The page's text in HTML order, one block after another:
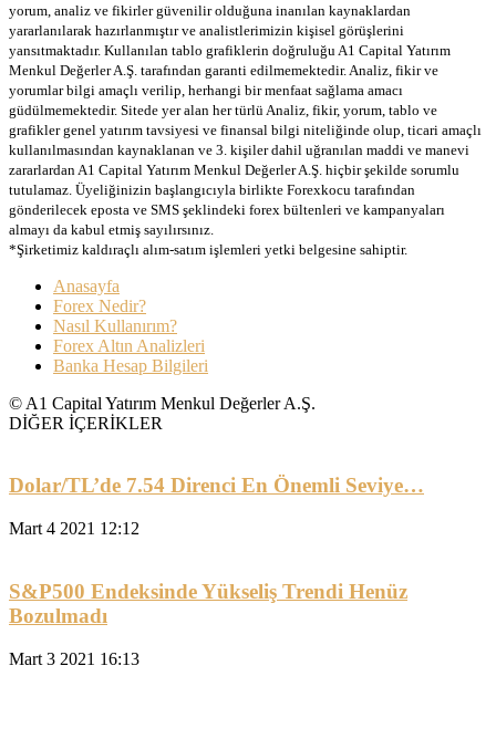
yorum, analiz ve fikirler güvenilir olduğuna inanılan kaynaklardan
yararlanılarak hazırlanmıştır ve analistlerimizin kişisel görüşlerini
yansıtmaktadır. Kullanılan tablo grafiklerin doğruluğu A1 Capital Yatırım
Menkul Değerler A.Ş. tarafından garanti edilmemektedir. Analiz, fikir ve
yorumlar bilgi amaçlı verilip, herhangi bir menfaat sağlama amacı
güdülmemektedir. Sitede yer alan her türlü Analiz, fikir, yorum, tablo ve
grafikler genel yatırım tavsiyesi ve finansal bilgi niteliğinde olup, ticari amaçlı
kullanılmasından kaynaklanan ve 3. kişiler dahil uğranılan maddi ve manevi
zararlardan A1 Capital Yatırım Menkul Değerler A.Ş. hiçbir şekilde sorumlu
tutulamaz. Üyeliğinizin başlangıcıyla birlikte Forexkocu tarafından
gönderilecek eposta ve SMS şeklindeki forex bültenleri ve kampanyaları
almayı da kabul etmiş sayılırsınız.
*Şirketimiz kaldıraçlı alım-satım işlemleri yetki belgesine sahiptir.
Anasayfa
Forex Nedir?
Nasıl Kullanırım?
Forex Altın Analizleri
Banka Hesap Bilgileri
© A1 Capital Yatırım Menkul Değerler A.Ş.
DİĞER İÇERİKLER
Dolar/TL’de 7.54 Direnci En Önemli Seviye…
Mart 4 2021 12:12
S&P500 Endeksinde Yükseliş Trendi Henüz
Bozulmadı
Mart 3 2021 16:13